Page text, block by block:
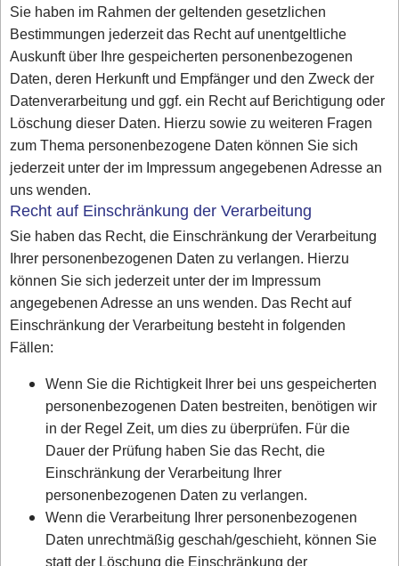
Sie haben im Rahmen der geltenden gesetzlichen
Bestimmungen jederzeit das Recht auf unentgeltliche
Auskunft über Ihre gespeicherten personenbezogenen
Daten, deren Herkunft und Empfänger und den Zweck der
Datenverarbeitung und ggf. ein Recht auf Berichtigung oder
Löschung dieser Daten. Hierzu sowie zu weiteren Fragen
zum Thema personenbezogene Daten können Sie sich
jederzeit unter der im Impressum angegebenen Adresse an
uns wenden.
Recht auf Einschränkung der Verarbeitung
Sie haben das Recht, die Einschränkung der Verarbeitung
Ihrer personenbezogenen Daten zu verlangen. Hierzu
können Sie sich jederzeit unter der im Impressum
angegebenen Adresse an uns wenden. Das Recht auf
Einschränkung der Verarbeitung besteht in folgenden
Fällen:
Wenn Sie die Richtigkeit Ihrer bei uns gespeicherten
personenbezogenen Daten bestreiten, benötigen wir
in der Regel Zeit, um dies zu überprüfen. Für die
Dauer der Prüfung haben Sie das Recht, die
Einschränkung der Verarbeitung Ihrer
personenbezogenen Daten zu verlangen.
Wenn die Verarbeitung Ihrer personenbezogenen
Daten unrechtmäßig geschah/geschieht, können Sie
statt der Löschung die Einschränkung der